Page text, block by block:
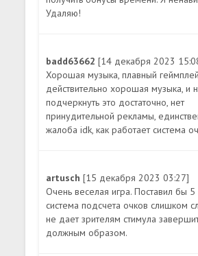
Удаляю!
badd63662[14 декабря 2023
Хорошая музыка, плавный
действительно хорошая музыка, и
подчеркнуть это достаточно, нет
принудительной рекламы,
жалоба idk, как работает система
artusch[15 декабря 2023 03:27]
Очень веселая игра. Поставил бы 5
система подсчета очков слишком
не дает зрителям стимула
должным образом.